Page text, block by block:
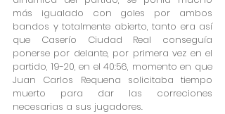
más igualado con goles por ambos
bandos y totalmente abierto, tanto era así
que Caserío Ciudad Real conseguía
ponerse por delante, por primera vez en el
partido, 19-20, en el 40:56, momento en que
Juan Carlos Requena solicitaba tiempo
muerto para dar las correciones
necesarias a sus jugadores.